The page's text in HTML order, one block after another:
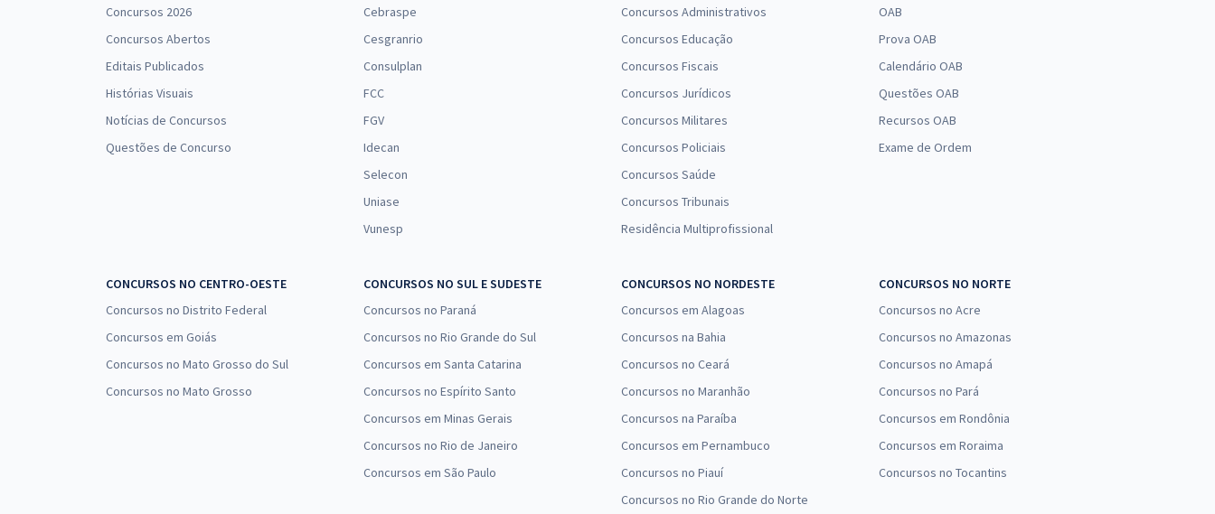
Concursos 2026
Concursos Abertos
Editais Publicados
Histórias Visuais
Notícias de Concursos
Questões de Concurso
Cebraspe
Cesgranrio
Consulplan
FCC
FGV
Idecan
Selecon
Uniase
Vunesp
Concursos Administrativos
Concursos Educação
Concursos Fiscais
Concursos Jurídicos
Concursos Militares
Concursos Policiais
Concursos Saúde
Concursos Tribunais
Residência Multiprofissional
OAB
Prova OAB
Calendário OAB
Questões OAB
Recursos OAB
Exame de Ordem
CONCURSOS NO CENTRO-OESTE
Concursos no Distrito Federal
Concursos em Goiás
Concursos no Mato Grosso do Sul
Concursos no Mato Grosso
CONCURSOS NO SUL E SUDESTE
Concursos no Paraná
Concursos no Rio Grande do Sul
Concursos em Santa Catarina
Concursos no Espírito Santo
Concursos em Minas Gerais
Concursos no Rio de Janeiro
Concursos em São Paulo
CONCURSOS NO NORDESTE
Concursos em Alagoas
Concursos na Bahia
Concursos no Ceará
Concursos no Maranhão
Concursos na Paraíba
Concursos em Pernambuco
Concursos no Piauí
Concursos no Rio Grande do Norte
CONCURSOS NO NORTE
Concursos no Acre
Concursos no Amazonas
Concursos no Amapá
Concursos no Pará
Concursos em Rondônia
Concursos em Roraima
Concursos no Tocantins